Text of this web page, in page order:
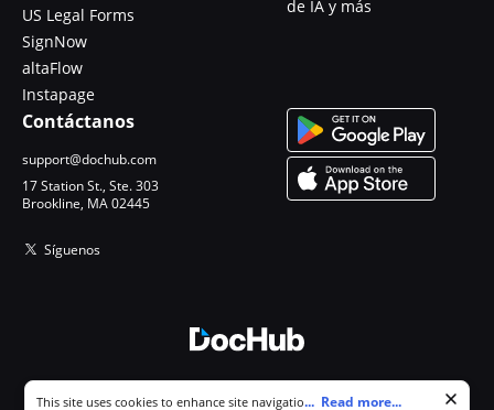
US Legal Forms
SignNow
altaFlow
Instapage
de IA y más
Contáctanos
support@dochub.com
17 Station St., Ste. 303
Brookline, MA 02445
Síguenos
Cookie consent notice
This site uses cookies to enhance site navigation and personalize
... Read more...